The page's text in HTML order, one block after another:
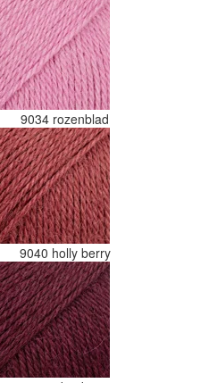
9034 rozenblad
9040 holly berry